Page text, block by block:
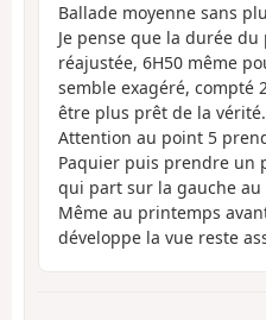
Ballade moyenne sans
Je pense que la durée
réajustée, 6H50 même
semble exagéré, compté
être plus prêt de la vérité.
Attention au point 5
Paquier puis prendre un
qui part sur la gauche au
Même au printemps
développe la vue reste